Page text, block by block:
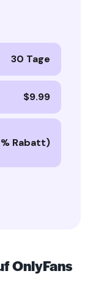
30 Tage
$9.99
Rabatt)
OnlyFans